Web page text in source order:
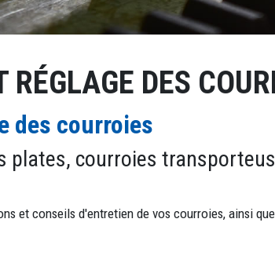
DES
des courroies
plates, courroies
et conseils d'entretien de vos courroies, ainsi